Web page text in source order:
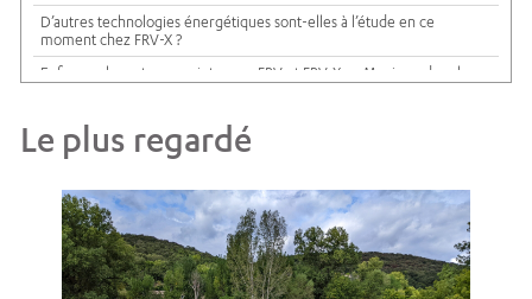
D’autres technologies énergétiques sont-elles à l’étude en ce
moment chez FRV-X ?
Enfin, quels sont vos projets pour FRV et FRV-X au Mexique dans les
Le plus regardé